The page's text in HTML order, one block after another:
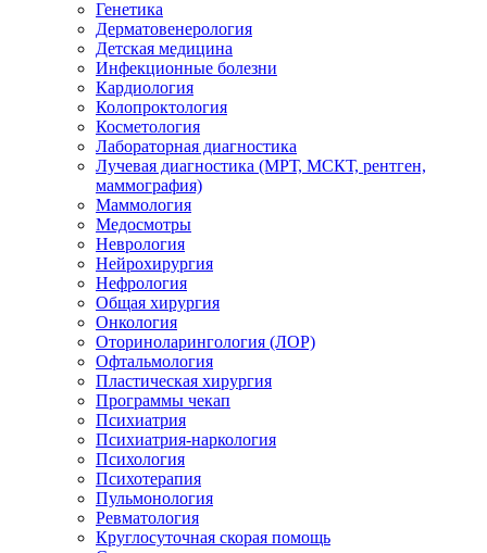
Генетика
Дерматовенерология
Детская медицина
Инфекционные болезни
Кардиология
Колопроктология
Косметология
Лабораторная диагностика
Лучевая диагностика (МРТ, МСКТ, рентген,
маммография)
Маммология
Медосмотры
Неврология
Нейрохирургия
Нефрология
Общая хирургия
Онкология
Оториноларингология (ЛОР)
Офтальмология
Пластическая хирургия
Программы чекап
Психиатрия
Психиатрия-наркология
Психология
Психотерапия
Пульмонология
Ревматология
Круглосуточная скорая помощь